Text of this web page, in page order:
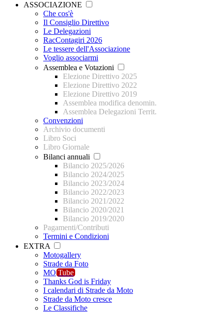
ASSOCIAZIONE
Che cos'è
Il Consiglio Direttivo
Le Delegazioni
RacContagiri 2026
Le tessere dell'Associazione
Voglio associarmi
Assemblea e Votazioni
Elezione Direttivo 2025
Elezione Direttivo 2022
Elezione Direttivo 2019
Assemblea modifica denomin.
Assemblea Delegazioni Territ.
Convenzioni
Archivio documenti
Libro Soci
Libro Giornale
Bilanci annuali
Bilancio 2025/2026
Bilancio 2024/2025
Bilancio 2023/2024
Bilancio 2022/2023
Bilancio 2021/2022
Bilancio 2020/2021
Bilancio 2019/2020
Pagamenti/Contributi
Termini e Condizioni
EXTRA
Motogallery
Strade da Foto
MO Tube
Thanks God is Friday
I calendari di Strade da Moto
Strade da Moto cresce
Le Classifiche